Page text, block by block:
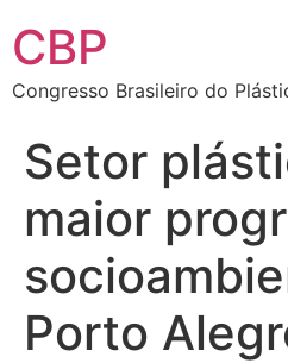
CBP
Congresso Brasileiro do
Setor
maior
Porto